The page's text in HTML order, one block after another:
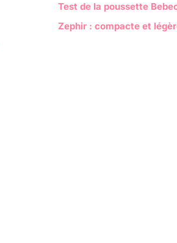
Test de la poussette
Zephir : compacte et